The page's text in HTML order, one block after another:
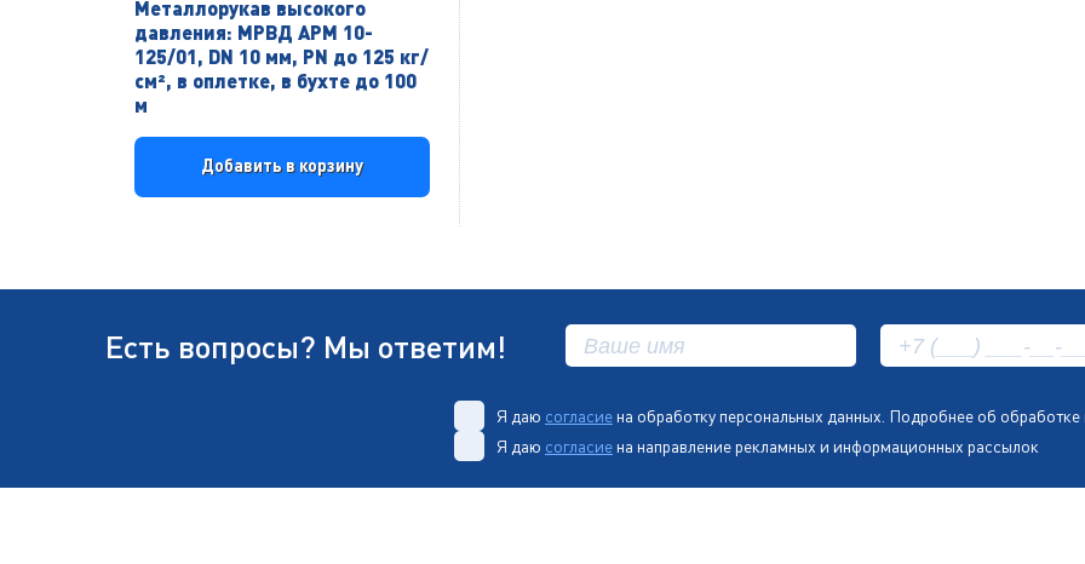
Металлорукав высокого
давления: МРВД АРМ 10-
125/01, DN 10 мм, PN до 125 кг/
см², в оплетке, в бухте до 100
м
Добавить в корзину
Есть вопросы? Мы ответим!
Я даю согласие на обработку персональных данных. Подробнее об
Я даю согласие на направление рекламных и информационных рассылок